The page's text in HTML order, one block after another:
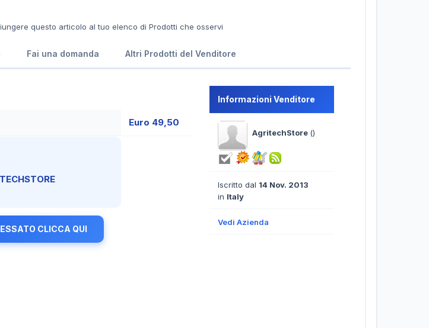
questo articolo al tuo elenco di Prodotti che osservi
Fai una domanda Altri Prodotti del Venditore
Euro 49,50
CLICCA QUI
Informazioni Venditore
AgritechStore ()
Iscritto dal 14 Nov. 2013
in Italy
Vedi Azienda